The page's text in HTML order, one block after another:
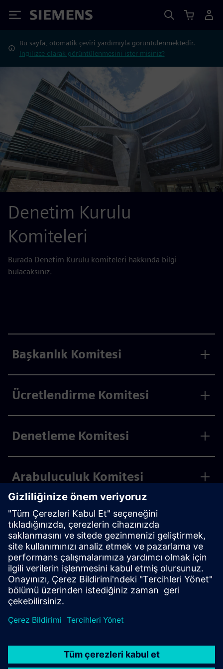
Siemens
Bu sayfa, otomatik çeviri yardımıyla görüntülenmektedir.
İngilizce olarak görüntülenmesini ister misiniz?
Denetim Kurulu
Komiteleri
Burada Denetim Kurulu komiteleri hakkında bilgi
bulacaksınız.
Başkanlık Komitesi
Ücretlendirme Komitesi
Denetleme Komitesi
Arabuluculuk Komitesi
İnovasyon ve Teknoloji
Komitesi
Aday Gösterme Komitesi